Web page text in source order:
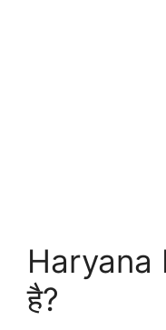
Haryana
है?